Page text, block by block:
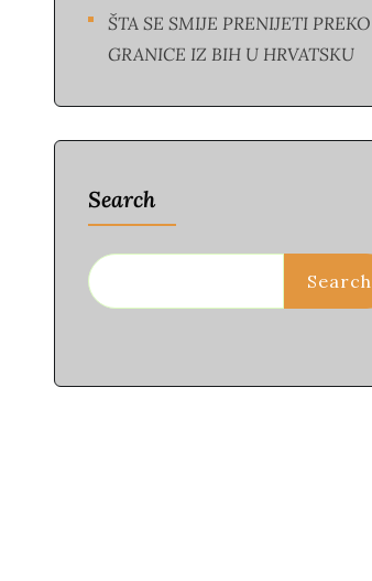
ŠTA SE SMIJE PRENIJETI PREKO
GRANICE IZ BIH U HRVATSKU
Search
Search